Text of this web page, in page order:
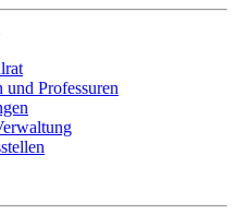
und Professuren